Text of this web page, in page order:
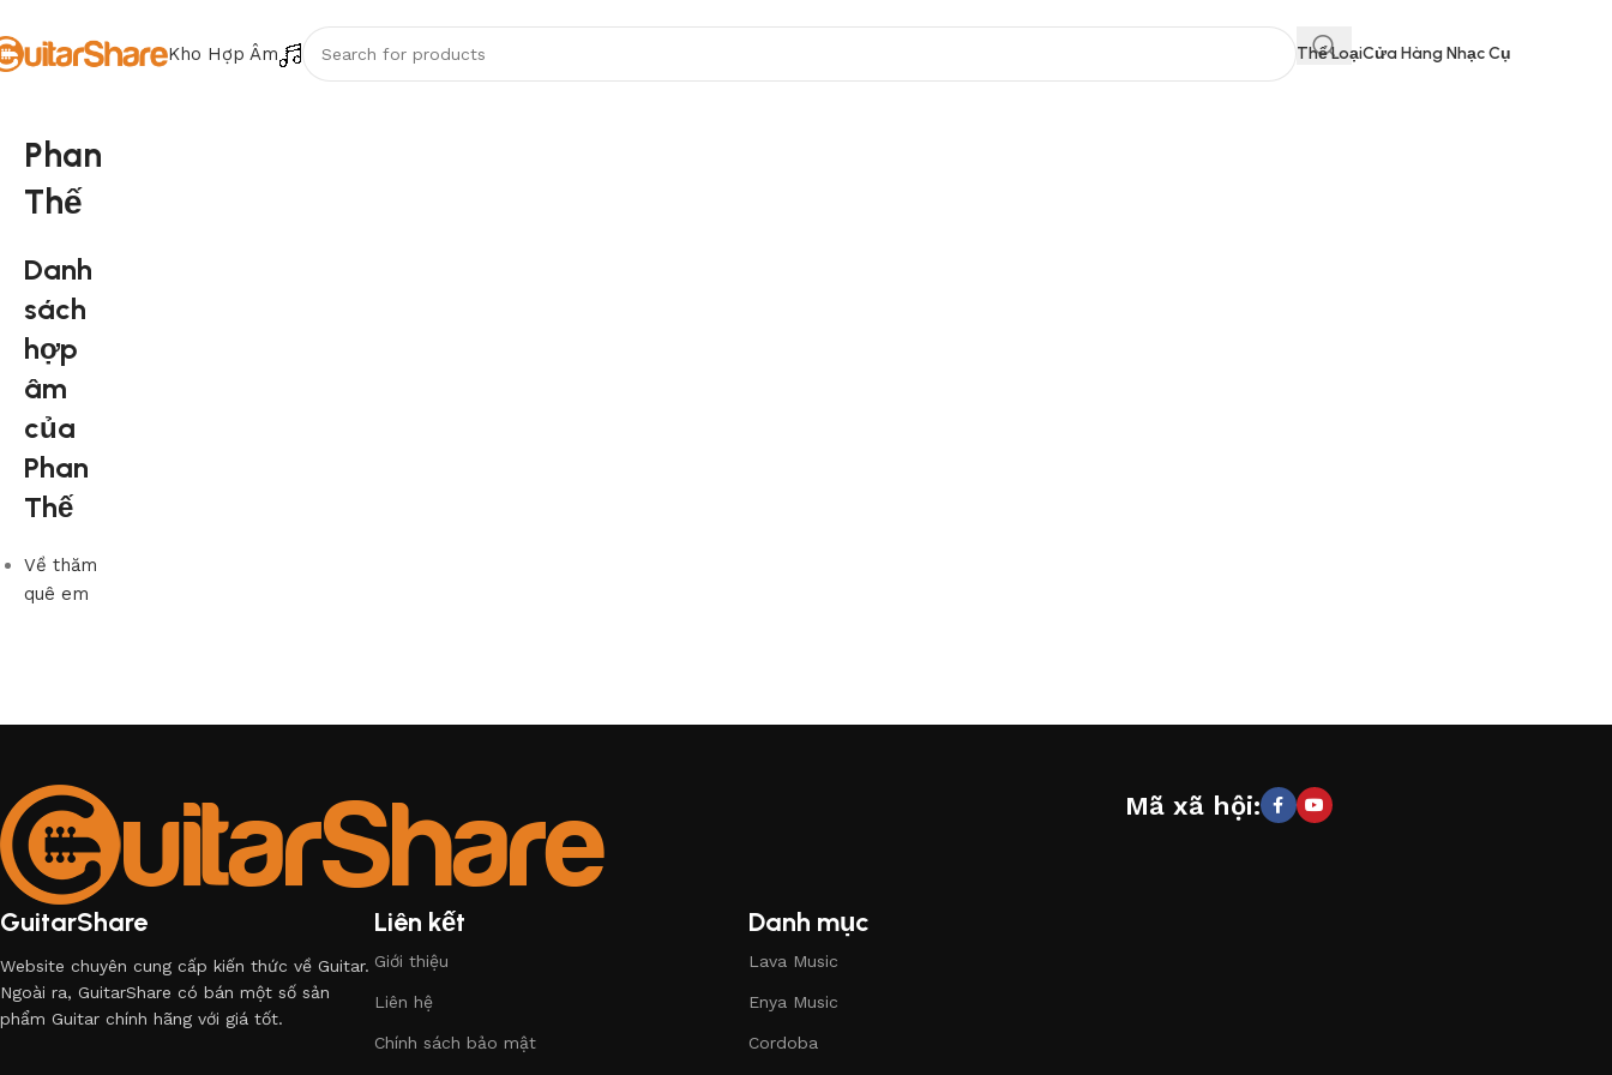
Kho Hợp Âm Thể LoạiCửa Hàng Nhạc Cụ
Phan
Thế
Danh
sách
hợp
âm
của
Phan
Thế
Về thăm
quê em
GuitarShare
Website chuyên cung cấp kiến thức về Guitar.
Ngoài ra, GuitarShare có bán một số sản
phẩm Guitar chính hãng với giá tốt.
Liên kết
Giới thiệu
Liên hệ
Chính sách bảo mật
Danh mục
Lava Music
Enya Music
Cordoba
Mã xã hội: